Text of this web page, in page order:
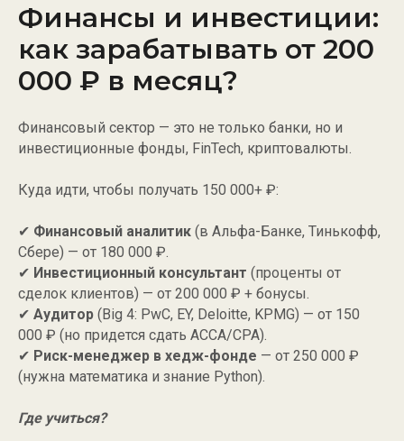
Финансы и инвестиции:
как зарабатывать от 200
000 ₽ в месяц?
Финансовый сектор — это не только банки, но и
инвестиционные фонды, FinTech, криптовалюты.
Куда идти, чтобы получать 150 000+ ₽:
✔ Финансовый аналитик (в Альфа-Банке, Тинькофф,
Сбере) — от 180 000 ₽.
✔ Инвестиционный консультант (проценты от
сделок клиентов) — от 200 000 ₽ + бонусы.
✔ Аудитор (Big 4: PwC, EY, Deloitte, KPMG) — от 150
000 ₽ (но придется сдать ACCA/CPA).
✔ Риск-менеджер в хедж-фонде — от 250 000 ₽
(нужна математика и знание Python).
Где учиться?